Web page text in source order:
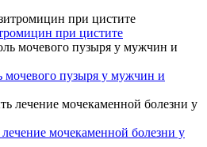
при цистите
мочевого пузыря у мужчин и
мочекаменной болезни у